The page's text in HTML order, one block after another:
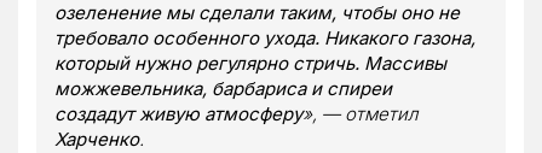
озеленение мы сделали таким, чтобы оно не
требовало особенного ухода. Никакого газона,
который нужно регулярно стричь. Массивы
можжевельника, барбариса и спиреи
создадут живую атмосферу», — отметил
Харченко.